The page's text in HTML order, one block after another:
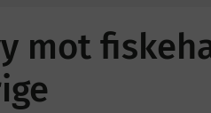
mot